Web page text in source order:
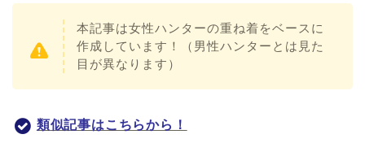
本記事は女性ハンターの重ね着をベースに
作成しています！（男性ハンターとは見た
目が異なります）
類似記事はこちらから！